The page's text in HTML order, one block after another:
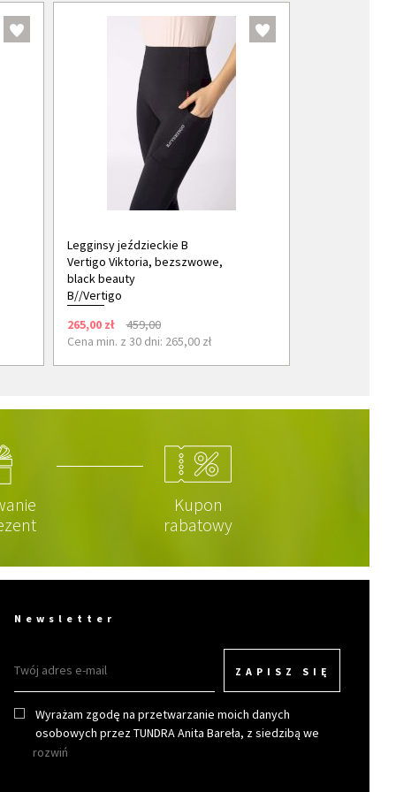
Legginsy jeździeckie B
Vertigo Viktoria, bezszwowe,
black beauty
B//Vertigo
265,00 zł
459,00
Cena min. z 30 dni: 265,00 zł
Kupon
rabatowy
Newsletter
ZAPISZ SIĘ
Wyrażam zgodę na przetwarzanie moich danych
osobowych przez TUNDRA Anita Bareła, z siedzibą we
Wrocławiu w celu otrzymywania newslettera.
rozwiń